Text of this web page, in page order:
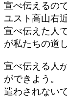
宣べ伝えるの
ユスト高山右
宣べ伝えた人
が私たちの道
宣べ伝える人
ができよう。
遣わされない